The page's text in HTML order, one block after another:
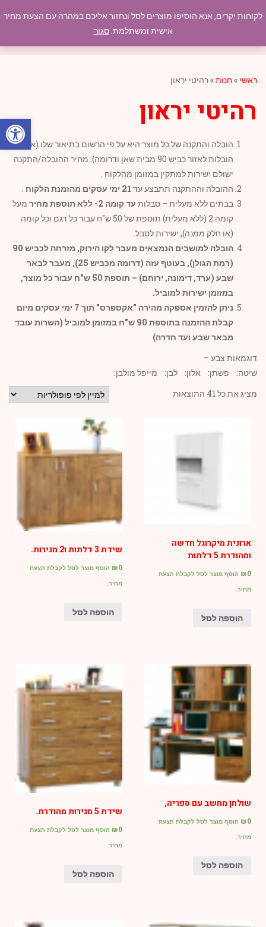
פתח
ראשי »חנות»רהיטי יראון
רהיטי יראון
הובלה והתקנה של כל מוצר היא על פי הרשום בתיאור שלו.(אין
הובלות לאזור כביש 90 מבית שאן ודרומה). מחיר ההובלה/התקנה
ישולם ישירות למתקין במזומן מהלקוח .
ההובלה וההתקנה תתבצע עד
בבתים ללא מעלית – סבלות עד קומה 2- ללא תוספת מחיר
מעל
קומה 2 (ללא מעלית) תוספת של 50 ש"ח עבור כל דגם וכל קומה
(או חלק ממנה), ישירות לסבל.
הובלה למושבים הנמצאים מעבר לקו הירוק, מזרחה לכביש 90
(רמת הגולן), בעוטף עזה (דרומה מכביש 25), מעבר לבאר
שבע (ערד, דימונה, ירוחם) – תוספת 50 ש"ח עבור כל מוצר,
במזומן ישירות למוביל.
ניתן להזמין אספקה מהירה "אקספרס" תוך 7 ימי עסקים מיום
קבלת ההזמנה בתוספת 90 ש"ח במזומן למוביל (השרות עובד
מבאר שבע ועד חדרה)
דוגמאות צבע –
שיטה:
פשתן: אלון: לבן:
מייפל מולבן:
מציג את כל 41 התוצאות
ארונית מיקרוגל חדשה
ומהודרת 5 דלתות
₪0
הוסף מוצר לסל לקבלת הצעת
מחיר.
הוספה לסל
שידת 3 דלתות ו2 מגירות.
₪0
הוסף מוצר לסל לקבלת הצעת
מחיר.
הוספה לסל
שולחן מחשב עם ספריה,
₪0
הוסף מוצר לסל לקבלת הצעת
מחיר.
הוספה לסל
שידת 5 מגירות מהודרת.
₪0
הוסף מוצר לסל לקבלת הצעת
מחיר.
הוספה לסל
לקוחות יקרים, אנא הוסיפו מוצרים לסל ונחזור אליכם במהרה עם הצעת מחיר
אישית ומשתלמת.סגור